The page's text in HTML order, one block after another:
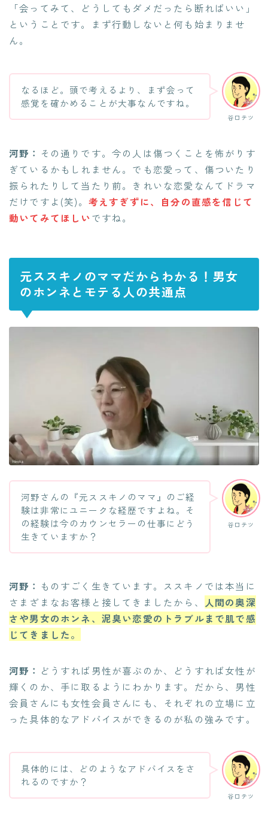
「会ってみて、どうしてもダメだったら断ればいい」
ということです。まず行動しないと何も始まりませ
ん。
谷口テツ
なるほど。頭で考えるより、まず会って
感覚を確かめることが大事なんですね。
河野： その通りです。今の人は傷つくことを怖がりす
ぎているかもしれません。でも恋愛って、傷ついたり
振られたりして当たり前。きれいな恋愛なんてドラマ
だけですよ(笑)。 考えすぎずに、自分の直感を信じて
動いてみてほしいですね。
元ススキノのママだからわかる！男女
のホンネとモテる人の共通点
谷口テツ
河野さんの『元ススキノのママ』のご経
験は非常にユニークな経歴ですよね。そ
の経験は今のカウンセラーの仕事にどう
生きていますか？
河野： ものすごく生きています。ススキノでは本当に
さまざまなお客様と接してきましたから、
人間の奥深
さや男女のホンネ、泥臭い恋愛のトラブルまで肌で感
じてきました。
河野： どうすれば男性が喜ぶのか、どうすれば女性が
輝くのか、手に取るようにわかります。だから、男性
会員さんにも女性会員さんにも、それぞれの立場に立
った具体的なアドバイスができるのが私の強みです。
谷口テツ
具体的には、どのようなアドバイスをさ
れるのですか？